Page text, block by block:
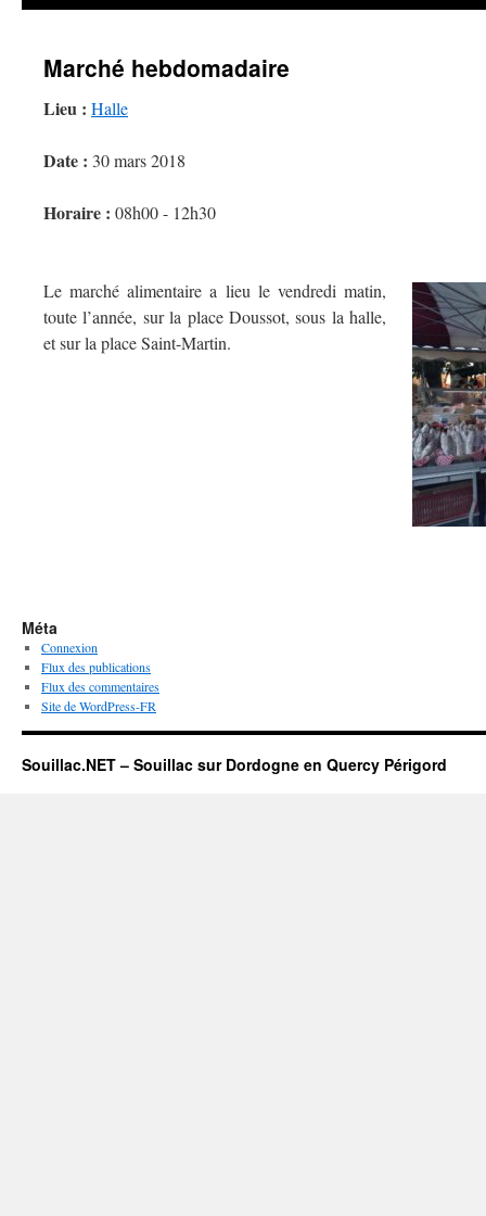
Marché hebdomadaire
Lieu : Halle
Date : 30 mars 2018
Horaire : 08h00 - 12h30
Le marché alimentaire a lieu le vendredi matin,
toute l’année, sur la place Doussot, sous la halle,
et sur la place Saint-Martin.
Méta
Connexion
Flux des publications
Flux des commentaires
Site de WordPress-FR
Souillac.NET – Souillac sur Dordogne en Quercy Périgord